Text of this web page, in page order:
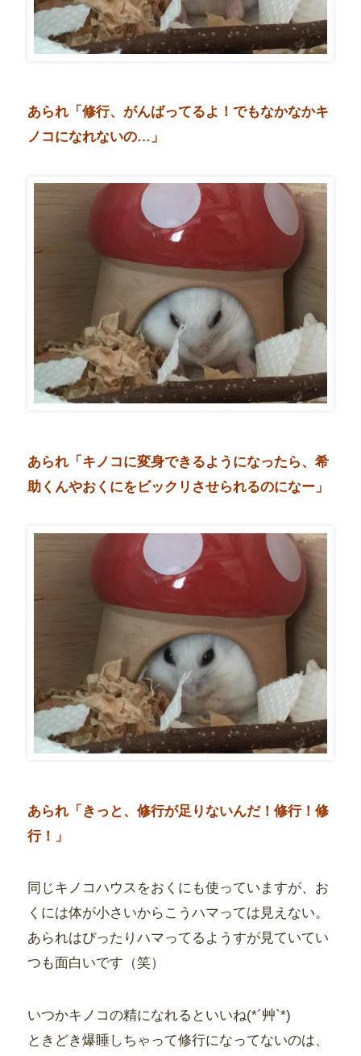
あられ「修行、がんばってるよ！でもなかなかキ
ノコになれないの…」
あられ「キノコに変身できるようになったら、希
助くんやおくにをビックリさせられるのになー」
あられ「きっと、修行が足りないんだ！修行！修
行！」
同じキノコハウスをおくにも使っていますが、お
くには体が小さいからこうハマっては見えない。
あられはぴったりハマってるようすが見ていてい
つも面白いです（笑）
いつかキノコの精になれるといいね(*´艸`*)
ときどき爆睡しちゃって修行になってないのは、